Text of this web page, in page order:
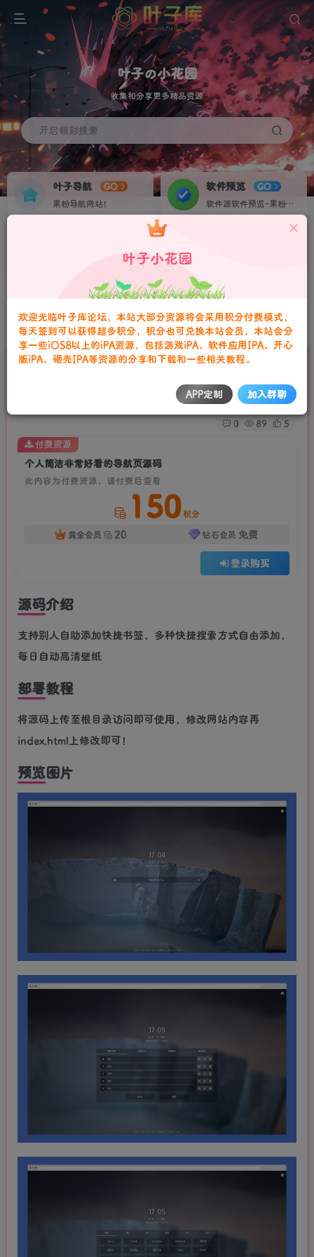
叶子の小花园
收集和分享更多精品资源
开启精彩搜索
叶子导航 GO
果粉导航网站！
软件预览 GO
软件源软件预览-果粉资源下载签名定制站！个人证书20起稳定不掉签！
收集IPA各种素材资源！
请严格遵守法律法规、文明守法！
首页 网站源码 正文
个人简洁非常好看的导航页源码
关注 私信
0 89 5
个人简洁非常好看的导航页源码
此内容为付费资源，请付费后查看
150 积分
黄金会员
20 钻石会员 免费
登录购买
付费资源
源码介绍
支持别人自助添加快捷书签，多种快捷搜索方式自由添加，
每日自动高清壁纸
部署教程
将源码上传至根目录访问即可使用，修改网站内容再
index.html上修改即可！
预览图片
叶子小花园
欢迎光临叶子库论坛，本站大部分资源将会采用积分付费模式，
每天签到可以获得超多积分，积分也可兑换本站会员，本站会分
享一些iOS8以上的iPA资源，包括游戏iPA、软件应用IPA、开心
版iPA、砸壳IPA等资源的分享和下载和一些相关教程。
APP定制 加入群聊